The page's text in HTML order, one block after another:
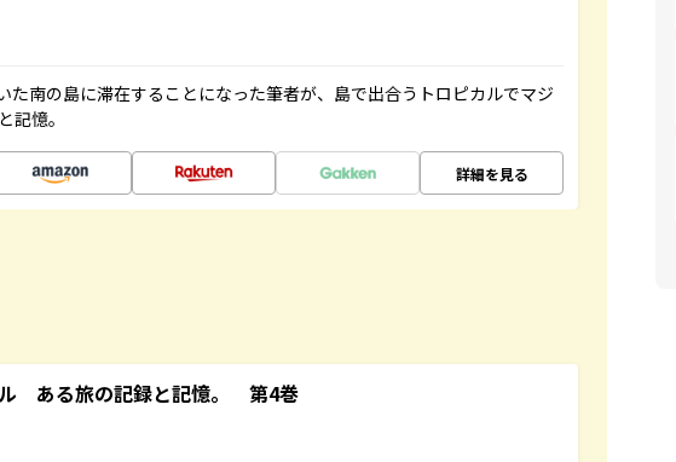
た南の島に滞在することになった筆者が、島で出合うトロピカルでマジ
記憶。
詳細を見る
ル ある旅の記録と記憶。 第4巻